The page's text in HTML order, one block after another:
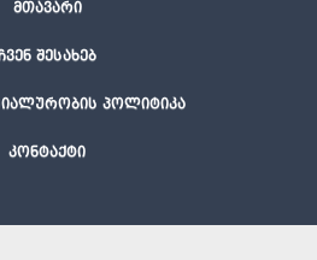
მთავარი
შესახებ
პოლიტიკა
კონტაქტი